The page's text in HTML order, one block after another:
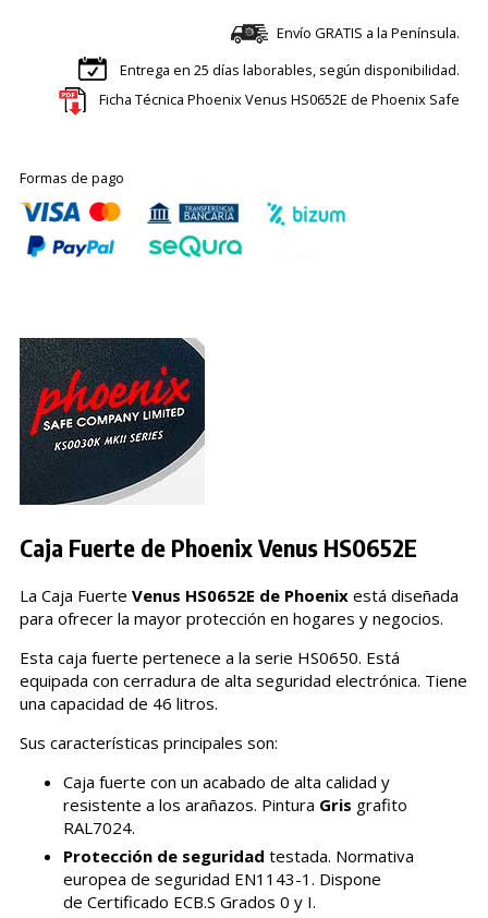
Envío GRATIS a la Península.
Entrega en 25 días laborables, según disponibilidad.
Ficha Técnica Phoenix Venus HS0652E de Phoenix Safe
Formas de pago
Caja Fuerte de Phoenix Venus HS0652E
La Caja Fuerte Venus HS0652E de Phoenixestá diseñada
para ofrecer la mayor protección en hogares y negocios.
Esta caja fuerte pertenece a la serie HS0650. Está
equipada con cerradura de alta seguridad electrónica. Tiene
una capacidad de 46 litros.
Sus características principales son:
Caja fuerte con un acabado de alta calidad y
resistente a los arañazos. Pintura Gris grafito
RAL7024.
Protección de seguridad testada. Normativa
europea de seguridad EN1143-1. Dispone
de Certificado ECB.S Grados 0 y I.